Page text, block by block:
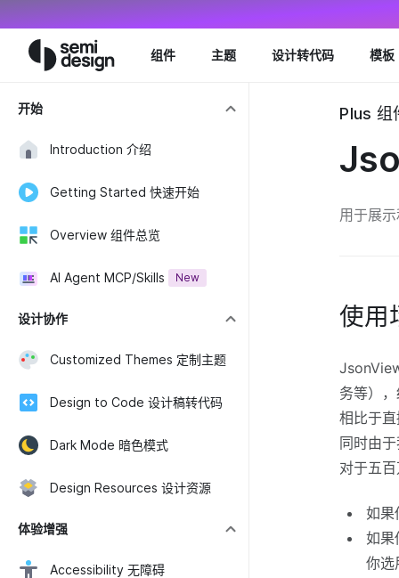
组件 主题 设计转代码 模板
开始
Introduction 介绍
Getting Started 快速开始
Overview 组件总览
AI Agent MCP/Skills New
设计协作
Customized Themes 定制主题
Design to Code 设计稿转代码
Dark Mode 暗色模式
Design Resources 设计资源
体验增强
Accessibility 无障碍
Plus 组
用于展
使用
务等）
相比于
同时由
对于五
如果
如果
你